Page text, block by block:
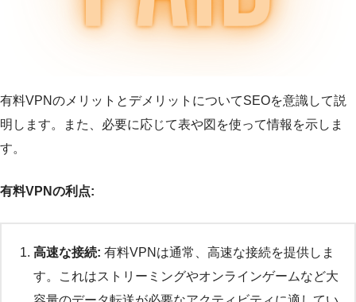
有料VPNのメリットとデメリットについてSEOを意識して説
明します。また、必要に応じて表や図を使って情報を示しま
す。
有料VPNの利点:
高速な接続: 有料VPNは通常、高速な接続を提供しま
す。これはストリーミングやオンラインゲームなど大